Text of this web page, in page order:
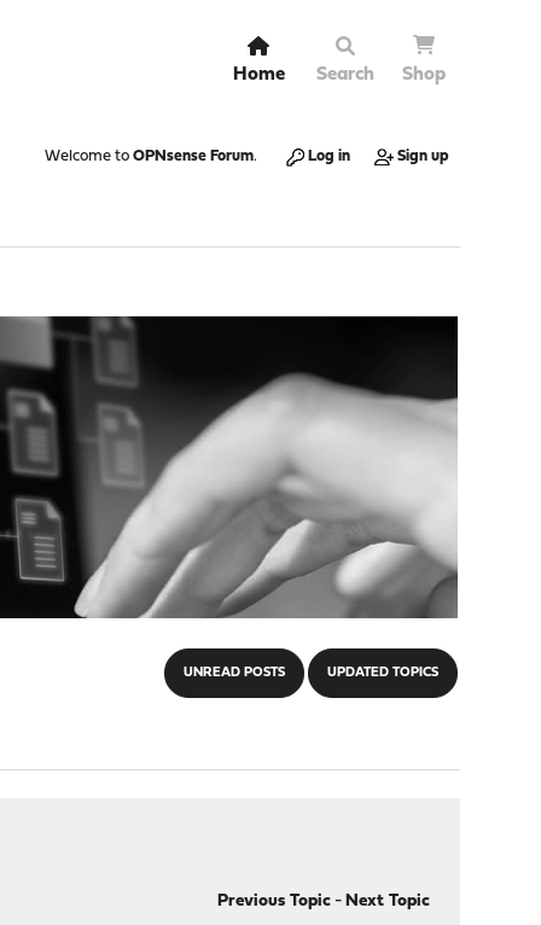
Home Search Shop
Welcome to OPNsense Forum. Log in Sign up
UNREAD POSTS UPDATED TOPICS
Previous Topic- Next Topic